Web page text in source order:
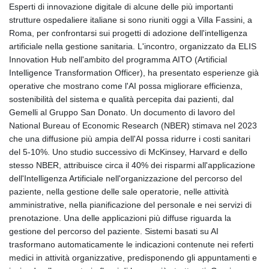
GTQ 8.790438
GYD 241.021217
HKD 9.039583
HNL 30.878201
HRK 7.534341
HTG 150.632674
HUF 365.29112
IDR 20648.779673
ILS 3.465894
IMP 0.85598
INR 109.832114
IQD 1510.141512
IRR
1584294.588378
ISK 142.406399
JEP 0.85598
JMD 182.616705
JOD 0.817025
JPY 182.571559
KES 149.066921
KGS 100.772506
Esperti di innovazione digitale di alcune delle più importanti
strutture ospedaliere italiane si sono riuniti oggi a Villa Fassini, a
Roma, per confrontarsi sui progetti di adozione dell'intelligenza
artificiale nella gestione sanitaria. L'incontro, organizzato da ELIS
Innovation Hub nell'ambito del programma AITO (Artificial
Intelligence Transformation Officer), ha presentato esperienze già
operative che mostrano come l'AI possa migliorare efficienza,
sostenibilità del sistema e qualità percepita dai pazienti, dal
Gemelli al Gruppo San Donato. Un documento di lavoro del
National Bureau of Economic Research (NBER) stimava nel 2023
che una diffusione più ampia dell'AI possa ridurre i costi sanitari
del 5-10%. Uno studio successivo di McKinsey, Harvard e dello
stesso NBER, attribuisce circa il 40% dei risparmi all'applicazione
dell'Intelligenza Artificiale nell'organizzazione del percorso del
paziente, nella gestione delle sale operatorie, nelle attività
amministrative, nella pianificazione del personale e nei servizi di
prenotazione. Una delle applicazioni più diffuse riguarda la
gestione del percorso del paziente. Sistemi basati su AI
trasformano automaticamente le indicazioni contenute nei referti
medici in attività organizzative, predisponendo gli appuntamenti e